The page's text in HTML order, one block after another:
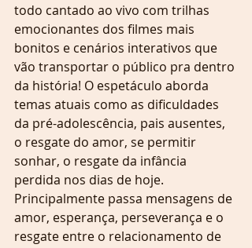
todo cantado ao vivo com trilhas
emocionantes dos filmes mais
bonitos e cenários interativos que
vão transportar o público pra dentro
da história! O espetáculo aborda
temas atuais como as dificuldades
da pré-adolescência, pais ausentes,
o resgate do amor, se permitir
sonhar, o resgate da infância
perdida nos dias de hoje.
Principalmente passa mensagens de
amor, esperança, perseverança e o
resgate entre o relacionamento de